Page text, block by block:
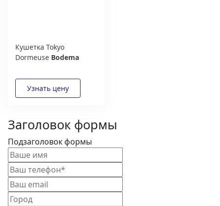
Кушетка Tokyo
Dormeuse Bodema
Заголовок формы
Подзаголовок формы